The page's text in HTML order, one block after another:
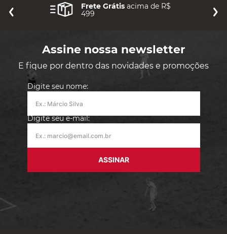
Frete Grátis acima de R$
499
Assine nossa newsletter
E fique por dentro das novidades e promoções
Digite seu nome:
Digite seu e-mail:
ASSINAR